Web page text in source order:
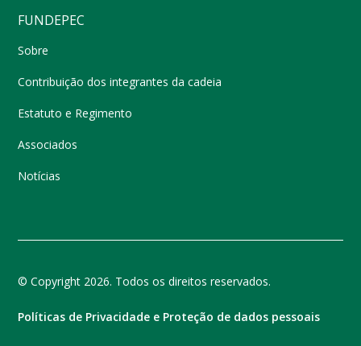
FUNDEPEC
Sobre
Contribuição dos integrantes da cadeia
Estatuto e Regimento
Associados
Notícias
© Copyright 2026. Todos os direitos reservados.
Políticas de Privacidade e Proteção de dados pessoais